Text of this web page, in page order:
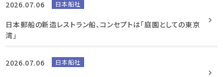
2026.07.06 日本船社
日本郵船の新造レストラン船、コンセプトは「庭園としての東京
湾」
2026.07.06 日本船社